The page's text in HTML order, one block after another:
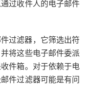
过收件人的电子邮件
过滤器，它筛选出符
将这些电子邮件委派
件箱。对于依赖于电
件过滤器可能是有问